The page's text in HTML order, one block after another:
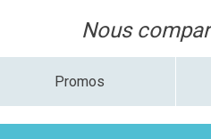
Nous
Promos